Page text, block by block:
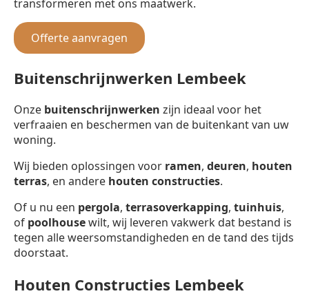
transformeren met ons maatwerk.
Offerte aanvragen
Buitenschrijnwerken Lembeek
Onze buitenschrijnwerken zijn ideaal voor het
verfraaien en beschermen van de buitenkant van uw
woning.
Wij bieden oplossingen voor ramen, deuren, houten
terras, en andere houten constructies.
Of u nu een pergola, terrasoverkapping, tuinhuis,
of poolhousewilt, wij leveren vakwerk dat bestand is
tegen alle weersomstandigheden en de tand des tijds
doorstaat.
Houten Constructies Lembeek